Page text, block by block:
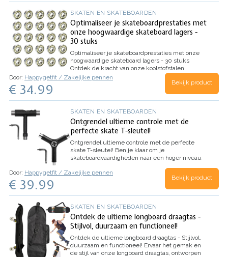
SKATEN EN SKATEBOARDEN
Optimaliseer je skateboardprestaties met
onze hoogwaardige skateboard lagers -
30 stuks
Optimaliseer je skateboardprestaties met onze
hoogwaardige skateboard lagers - 30 stuks
Ontdek de kracht van onze koolstofstalen
skateboard lagers, ontworpen voor
duurzaamheid en soepele prestaties, zelfs onder
zware belastingen. Met ons pakket van 30 stuks
Door: Happygetfit / Zakelijke pennen
€ 34.99 Bekijk product
SKATEN EN SKATEBOARDEN
Ontgrendel ultieme controle met de
perfecte skate T-sleutel!
Ontgrendel ultieme controle met de perfecte
skate T-sleutel! Ben je klaar om je
skateboardvaardigheden naar een hoger niveau
skate T-sleutel, de ultieme tool voor een soepele
Door: Happygetfit / Zakelijke pennen
€ 39.99 Bekijk product
SKATEN EN SKATEBOARDEN
Ontdek de ultieme longboard draagtas -
Stijlvol, duurzaam en functioneel!
Ontdek de ultieme longboard draagtas - Stijlvol,
duurzaam en functioneel! Ervaar het gemak en
de stijl van onze longboard draagtas, ontworpen